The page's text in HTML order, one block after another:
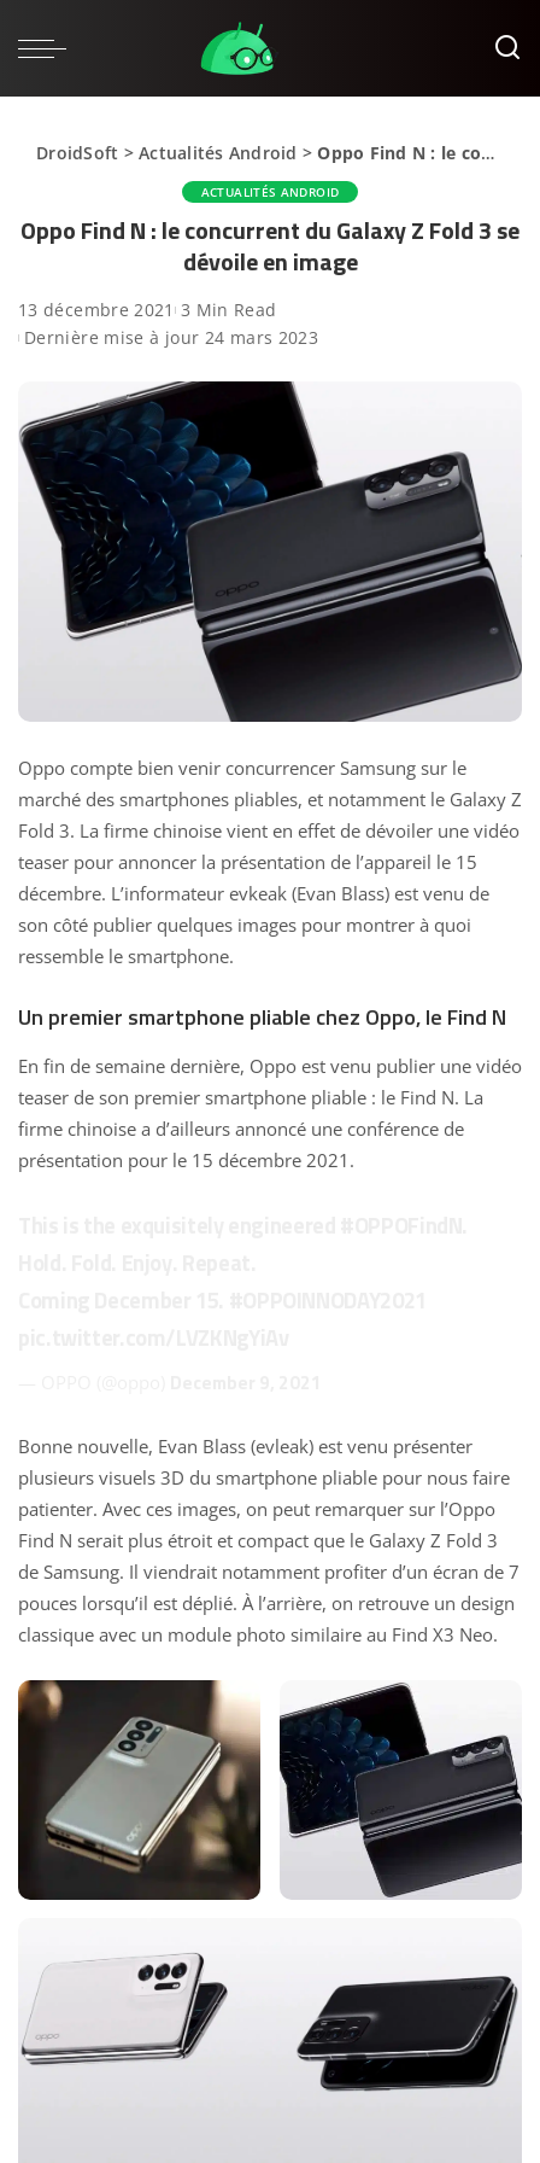
DroidSoft >Actualités Android >Oppo Find N : le concurrent du Galaxy Z Fold 3 se dévoile en image
ACTUALITÉS ANDROID
Oppo Find N : le concurrent du Galaxy Z Fold 3 se
dévoile en image
13 décembre 2021 3 Min Read
Dernière mise à jour 24 mars 2023
Oppo compte bien venir concurrencer Samsung sur le
marché des smartphones pliables, et notamment le Galaxy Z
Fold 3. La firme chinoise vient en effet de dévoiler une vidéo
teaser pour annoncer la présentation de l’appareil le 15
décembre. L’informateur evkeak (Evan Blass) est venu de
son côté publier quelques images pour montrer à quoi
ressemble le smartphone.
Un premier smartphone pliable chez Oppo, le Find N
En fin de semaine dernière, Oppo est venu publier une vidéo
teaser de son premier smartphone pliable : le Find N. La
firme chinoise a d’ailleurs annoncé une conférence de
présentation pour le 15 décembre 2021.
Bonne nouvelle, Evan Blass (evleak) est venu présenter
plusieurs visuels 3D du smartphone pliable pour nous faire
patienter. Avec ces images, on peut remarquer sur l’Oppo
Find N serait plus étroit et compact que le Galaxy Z Fold 3
de Samsung. Il viendrait notamment profiter d’un écran de 7
pouces lorsqu’il est déplié. À l’arrière, on retrouve un design
classique avec un module photo similaire au Find X3 Neo.